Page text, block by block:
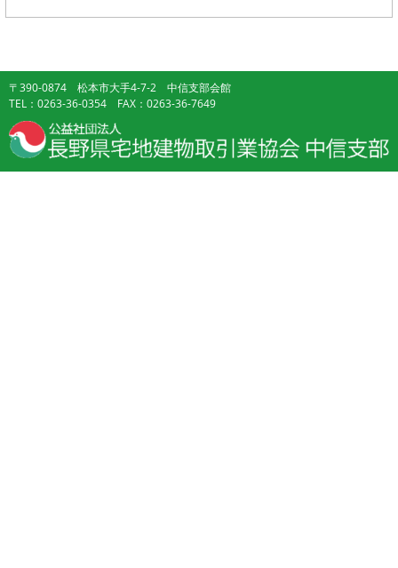
2026.04.15 中信支部
〒390-0874 松本市大手4-7-2 中信支部会館
TEL：0263-36-0354 FAX：0263-36-7649